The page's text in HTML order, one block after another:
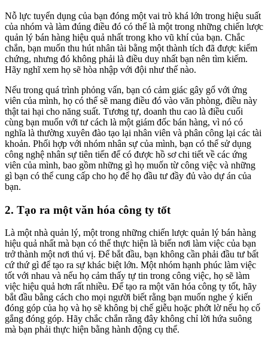
Nỗ lực tuyển dụng của bạn đóng một vai trò khá lớn trong hiệu suất
của nhóm và làm đúng điều đó có thể là một trong những chiến lược
quản lý bán hàng hiệu quả nhất trong kho vũ khí của bạn. Chắc
chắn, bạn muốn thu hút nhân tài bằng một thành tích đã được kiểm
chứng, nhưng đó không phải là điều duy nhất bạn nên tìm kiếm.
Hãy nghĩ xem họ sẽ hòa nhập với đội như thế nào.
Nếu trong quá trình phỏng vấn, bạn có cảm giác gây gổ với ứng
viên của mình, họ có thể sẽ mang điều đó vào văn phòng, điều này
thật tai hại cho năng suất. Tương tự, doanh thu cao là điều cuối
cùng bạn muốn với tư cách là một giám đốc bán hàng, vì nó có
nghĩa là thường xuyên đào tạo lại nhân viên và phân công lại các tài
khoản. Phối hợp với nhóm nhân sự của mình, bạn có thể sử dụng
công nghệ nhân sự tiên tiến để có được hồ sơ chi tiết về các ứng
viên của mình, bao gồm những gì họ muốn từ công việc và những
gì bạn có thể cung cấp cho họ để họ đầu tư đầy đủ vào dự án của
bạn.
2. Tạo ra một văn hóa công ty tốt
Là một nhà quản lý, một trong những chiến lược quản lý bán hàng
hiệu quả nhất mà bạn có thể thực hiện là biến nơi làm việc của bạn
trở thành một nơi thú vị. Để bắt đầu, bạn không cần phải đầu tư bất
cứ thứ gì để tạo ra sự khác biệt lớn. Một nhóm hạnh phúc làm việc
tốt với nhau và nếu họ cảm thấy tự tin trong công việc, họ sẽ làm
việc hiệu quả hơn rất nhiều. Để tạo ra một văn hóa công ty tốt, hãy
bắt đầu bằng cách cho mọi người biết rằng bạn muốn nghe ý kiến
đóng góp của họ và họ sẽ không bị chế giễu hoặc phớt lờ nếu họ cố
gắng đóng góp. Hãy chắc chắn rằng đây không chỉ lời hứa suông
mà bạn phải thực hiện bằng hành động cụ thể.